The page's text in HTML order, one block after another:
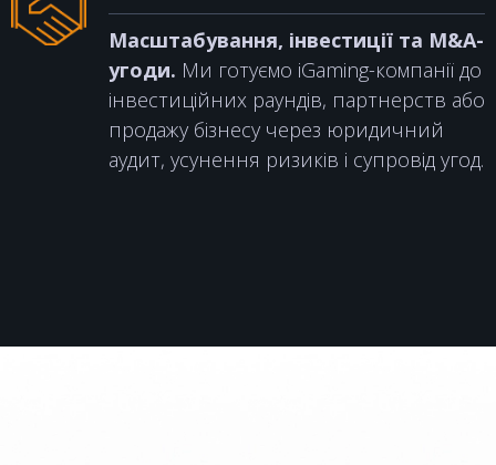
Масштабування, інвестиції та M&A-
угоди. Ми готуємо iGaming-компанії до
інвестиційних раундів, партнерств або
продажу бізнесу через юридичний
аудит, усунення ризиків і супровід угод.